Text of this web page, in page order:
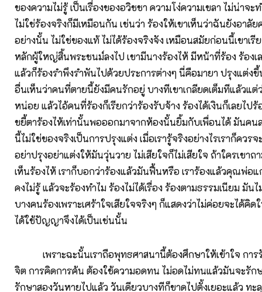
ของความไม่รู้ เป็นเรื่องของอวิชชา ความโง่ความเขลา ไม่น่าจ
ไม่ใช่ร้องจริงก็มีเหมือนกัน เช่นว่า ร้องให้เขาเห็นว่าฉันยังอาลั
อย่างนั้น ไม่ใช่ของแท้ ไม่ได้ร้องจริงจัง เหมือนสมัยก่อนนี้เขาเรี
หลักผู้ใหญ่สิ้นพระชนม์ลงไป เขามีนางร้องไห้ มีหน้าที่ร้อง ร้องเ
แล้วก็ร้องรำพึงรำพันไปด้วยประการต่างๆ นี่คือมายา ปรุงแต่ง
อื่นเห็นว่าคนที่ตายนี้ยังมีคนรักอยู่ บางทีเขาเกลียดเต็มทีแล้วแต่
หน่อย แล้วไอ้คนที่ร้องก็เรียกว่าร้องรับจ้าง ร้องได้เงินก็เลยไป
ขยี้ตาร้องไห้เท่านั้นพอออกมาจากห้องนั้นยิ้มกับเพื่อนได้ มันคน
นี้ไม่ใช่ของจริงเป็นการปรุงแต่ง เมื่อเรารู้จริงอย่างไรเราก็ควร
อย่าปรุงอย่าแต่งให้มันวุ่นวาย ไม่เสียใจก็ไม่เสียใจ ถ้าใครเขา
เห็นร้องไห้ เราก็บอกว่าร้องแล้วมันฟื้นหรือ เราร้องแล้วคุณพ่อแ
คงไม่รู้ แล้วจะร้องทำไม ร้องไม่ได้เรื่อง ร้องตามธรรมเนียม มันไ
บางคนร้องเพราะเศร้าใจเสียใจจริงๆ ก็แสดงว่าไม่ค่อยจะได้คิ
ได้ใช้ปัญญาจึงได้เป็นเช่นนั้น
เพราะฉะนั้นเราถือพุทธศาสนานี้ต้องศึกษาให้เข้าใจ การ
จิต การคิดการค้น ต้องใช้ความอดทน ไม่อดไม่ทนแล้วมันจะรัก
รักษาสองวันหายไปแล้ว วันเดียวบางทีก็ขาดไปตั้งเยอะแล้ว ทะ